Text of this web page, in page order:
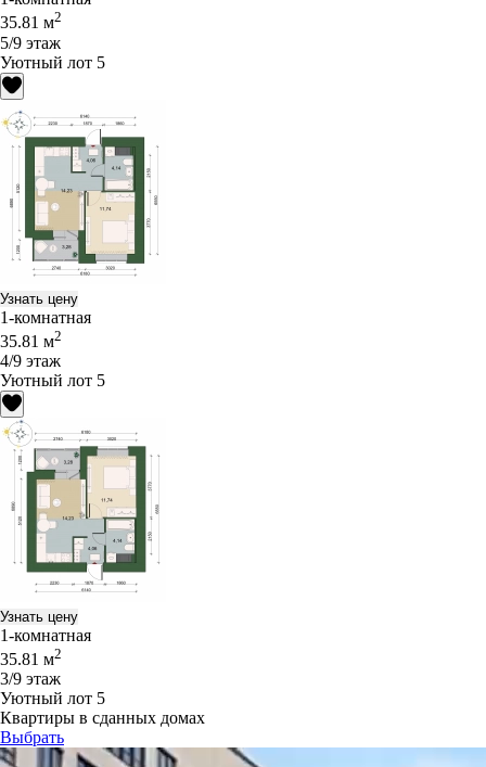
35.81 м2
5/9 этаж
Уютный лот 5
Узнать цену
1-комнатная
35.81 м2
4/9 этаж
Уютный лот 5
Узнать цену
1-комнатная
35.81 м2
3/9 этаж
Уютный лот 5
Квартиры в сданных домах
Выбрать